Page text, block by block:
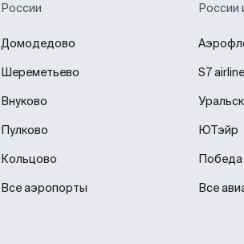
России
Домодедово
Шереметьево
Внуково
Пулково
Кольцово
Все аэропорты
России
S7
ЮТэйр
Победа
Все